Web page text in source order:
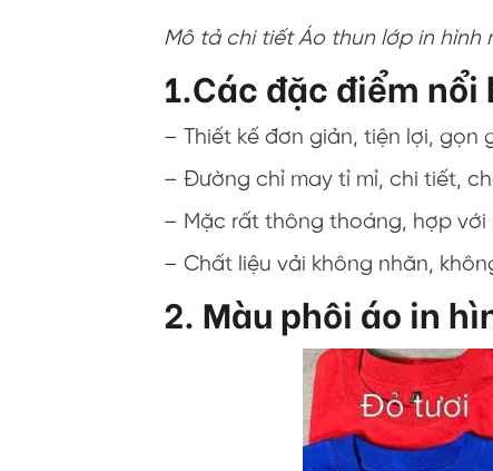
Mô tả chi tiết Áo thun lớp in hình
1.Các đặc điểm
– Thiết kế đơn giản, tiện lợi, gọn
– Đường chỉ may tỉ mỉ, chi tiết,
– Mặc rất thông thoáng, hợp với
– Chất liệu vải không nhăn,
2. Màu phôi áo in